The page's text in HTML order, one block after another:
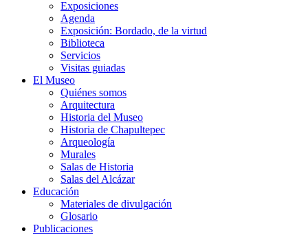
Exposiciones
Agenda
Exposición: Bordado, de la virtud
Biblioteca
Servicios
Visitas guiadas
El Museo
Quiénes somos
Arquitectura
Historia del Museo
Historia de Chapultepec
Arqueología
Murales
Salas de Historia
Salas del Alcázar
Educación
Materiales de divulgación
Glosario
Publicaciones